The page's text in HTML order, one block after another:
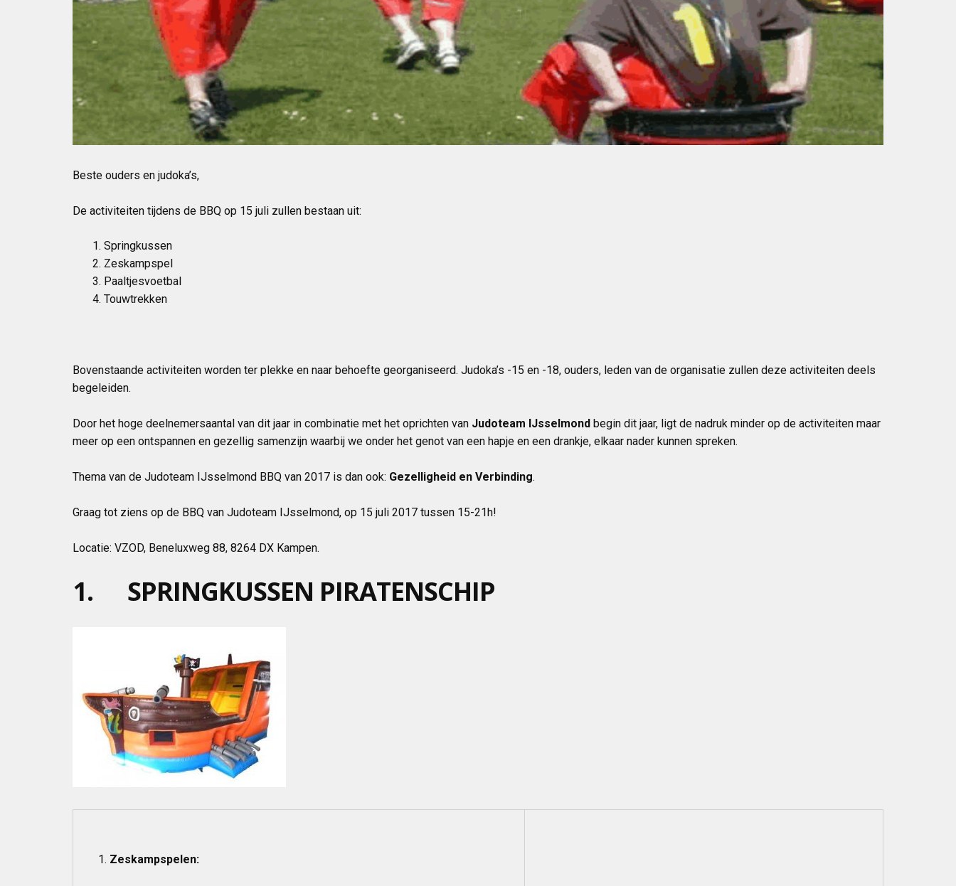
Beste ouders en judoka’s,
De activiteiten tijdens de BBQ op 15 juli zullen bestaan uit:
Springkussen
Zeskampspel
Paaltjesvoetbal
Touwtrekken
Bovenstaande activiteiten worden ter plekke en naar behoefte georganiseerd. Judoka’s -15 en -18, ouders, leden van de organisatie zullen deze activiteiten deels
begeleiden.
Door het hoge deelnemersaantal van dit jaar in combinatie met het oprichten van Judoteam IJsselmond begin dit jaar, ligt de nadruk minder op de activiteiten maar
meer op een ontspannen en gezellig samenzijn waarbij we onder het genot van een hapje en een drankje, elkaar nader kunnen spreken.
Thema van de Judoteam IJsselmond BBQ van 2017 is dan ook: Gezelligheid en Verbinding.
Graag tot ziens op de BBQ van Judoteam IJsselmond, op 15 juli 2017 tussen 15-21h!
Locatie: VZOD, Beneluxweg 88, 8264 DX Kampen.
1. SPRINGKUSSEN PIRATENSCHIP
Zeskampspelen: